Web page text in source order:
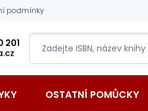
podmínky
201
OSTATNÍ POMŮCKY